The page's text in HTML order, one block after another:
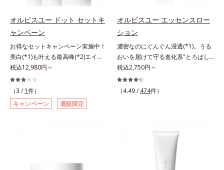
セラカエルレア果汁、ノバラエキス
配合＝うるおいを与えハリと透明感
に満ちた肌へ導く保湿成分*9 メマ
ツヨイグサ抽出液、スイカズラエキ
ス配合＝角層のすみずみまで水分・
油分を保ち、ハリ・ツヤを与える保
湿成分*10 気持ちのこと
そこでオルビスユー ドットシリー
ズは美容成分(*8)として「G.D.F.ア
クティベーター(*9)」を配合。そし
て、従来から配合している美白(*1)
有効成分「トラネキサム酸」を配合
しました。さらに、シリーズ共通の
美容成分「GLルートブースター
(*10)」を配合することで、肌のふ
っくら感や透明感を叶えます。美白
ケアしながら多角的なエイジングケ
アが叶うシリーズに。3ステップで
スを防ぐ（ウォッシュを除く）*2
でオルビスユー ドットシリーズは
美容成分(*9)として「G.D.F.アクテ
ィベーター(*10)」を配合。そし
て、従来から配合している美白(*1)
有効成分「トラネキサム酸」を配合
しました。さらに、シリーズ共通の
美容成分「GLルートブースター
(*11)」を配合することで、肌のふ
上向き(*12)のハリと透明感を。効
果的なシナジー設計で、あなたのエ
イジングケアを応援します。*1 メ
ラニンの生成を抑え、シミ・ソバカ
オルビスユー ドット セットキ
ャンペーン
お得なセットキャンペーン実施中！
美白(*1)も叶える最高峰(*2)エイジ
ングケア(*3)。ハリも透明感(*4)も
結果主義。年齢サイン(*5)の因子に
着目した肌科学エイジングケア(*3)
シリーズ。オルビスユー ドットシ
リーズは、年齢による肌悩み一つ一
ない状態である「ハリのなさ」や、
税込12,980円～
（3 / 1件）
キャンペーン
通販限定
オルビスユー エッセンスロー
ション
濃密なのにぐんぐん浸透(*1)。うる
おいを届けて守る進化系"とろぱし
ゃ"ローション。7000種を超える成
分から厳選し、「うるおいの質
(*1)」に着目した初期エイジングケ
ズです。「うるおいの質」に着目
し、肌荒れを予防しながらうるおい
に満ちた美しい肌へと導きます。ポ
ーラ・オルビスグループ独自の肌荒
税込2,750円～
（4.49 / 474件）